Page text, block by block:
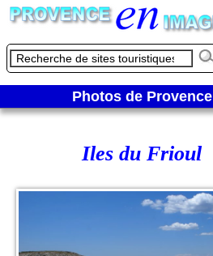
Photos de Provence
Iles du Frioul